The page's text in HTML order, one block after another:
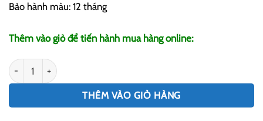
Bảo hành màu: 12 tháng
Thêm vào giỏ để tiến hành mua hàng online:
In Trần Xuyên Sáng số lượng
THÊM VÀO GIỎ HÀNG